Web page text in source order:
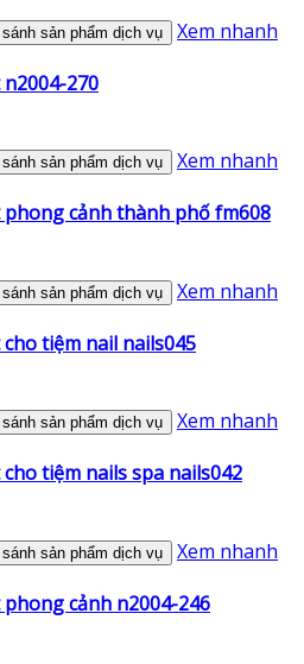
sản phẩm dịch vụ Xem nhanh
270
sản phẩm dịch vụ Xem nhanh
cảnh thành phố fm608
sản phẩm dịch vụ Xem nhanh
tiệm nail nails045
sản phẩm dịch vụ Xem nhanh
tiệm nails spa nails042
sản phẩm dịch vụ Xem nhanh
cảnh n2004-246